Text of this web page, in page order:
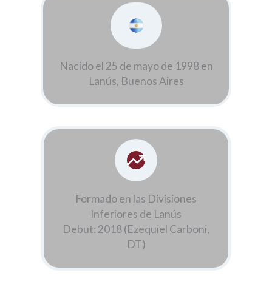
Nacido el 25 de mayo de 1998 en
Lanús, Buenos Aires
Formado en las Divisiones
Inferiores de Lanús
Debut: 2018 (Ezequiel Carboni,
DT)